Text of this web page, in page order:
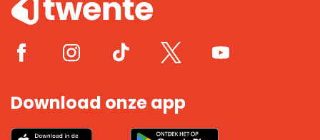
Download onze app